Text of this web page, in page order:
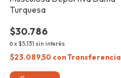
Turquesa
$30.786
6x $5.131 sin interés
$23.089,50 conTransferencia